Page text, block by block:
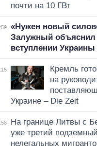
почти на 10 ГВт
«Нужен новый
Залужный объяснил
вступлении
Кремль
на
Украине – Die Zeit
На границе Литвы с
уже третий
нелегальных